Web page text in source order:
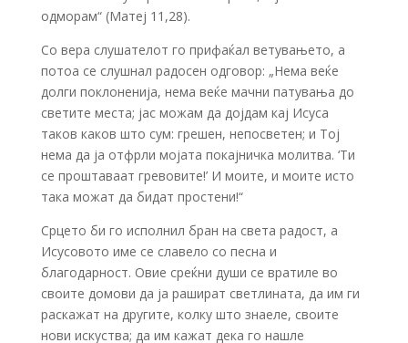
одморам“ (Матеј 11,28).
Со вера слушателот го прифаќал ветувањето, а
потоа се слушнал радосен одговор: „Нема веќе
долги поклоненија, нема веќе мачни патувања до
светите места; јас можам да дојдам кај Исуса
таков каков што сум: грешен, непосветен; и Тој
нема да ја отфрли мојата покајничка молитва. ‘Ти
се проштаваат гревовите!’ И моите, и моите исто
така можат да бидат простени!“
Срцето би го исполнил бран на света радост, а
Исусовото име се славело со песна и
благодарност. Овие среќни души се вратиле во
своите домови да ја рашират светлината, да им ги
раскажат на другите, колку што знаеле, своите
нови искуства; да им кажат дека го нашле